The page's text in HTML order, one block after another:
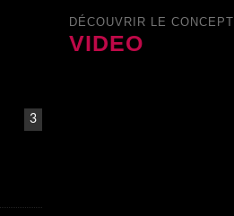
3
DÉCOUVRIR LE CONCEPT
VIDEO